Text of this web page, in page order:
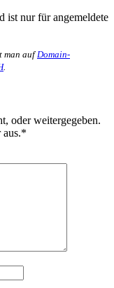
ist nur für angemeldete
man auf Domain-
.
oder weitergegeben.
*